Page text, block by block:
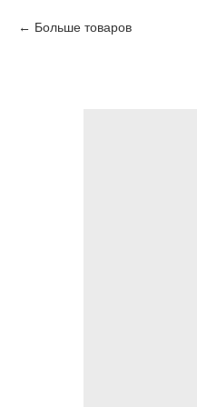
Больше товаров